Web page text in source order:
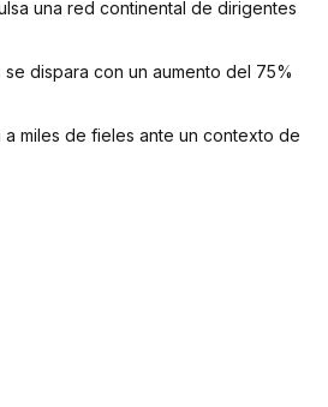
una red continental de dirigentes
se dispara con un aumento del 75%
miles de fieles ante un contexto de